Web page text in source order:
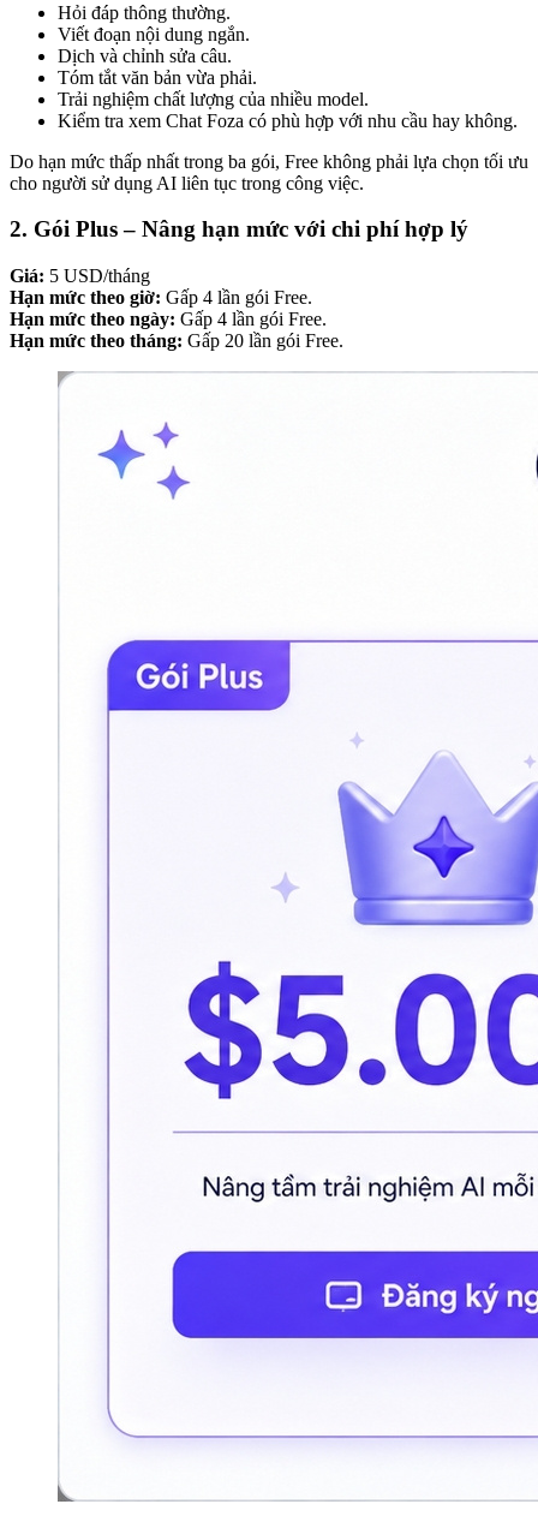
Hỏi đáp thông thường.
Viết đoạn nội dung ngắn.
Dịch và chỉnh sửa câu.
Tóm tắt văn bản vừa phải.
Trải nghiệm chất lượng của nhiều model.
Kiểm tra xem Chat Foza có phù hợp với nhu cầu hay không.
Do hạn mức thấp nhất trong ba gói, Free không phải lựa chọn tối ưu
cho người sử dụng AI liên tục trong công việc.
2. Gói Plus – Nâng hạn mức với chi phí hợp lý
Giá: 5 USD/tháng
Hạn mức theo giờ: Gấp 4 lần gói Free.
Hạn mức theo ngày: Gấp 4 lần gói Free.
Hạn mức theo tháng: Gấp 20 lần gói Free.